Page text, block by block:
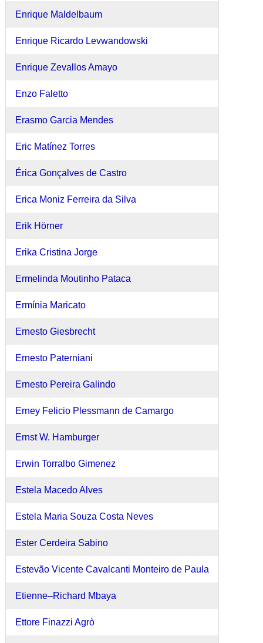
Enrique Maldelbaum
Enrique Ricardo Levwandowski
Enrique Zevallos Amayo
Enzo Faletto
Erasmo Garcia Mendes
Eric Matínez Torres
Érica Gonçalves de Castro
Erica Moniz Ferreira da Silva
Erik Hörner
Erika Cristina Jorge
Ermelinda Moutinho Pataca
Ermínia Maricato
Ernesto Giesbrecht
Ernesto Paterniani
Ernesto Pereira Galindo
Erney Felicio Plessmann de Camargo
Ernst W. Hamburger
Erwin Torralbo Gimenez
Estela Macedo Alves
Estela Maria Souza Costa Neves
Ester Cerdeira Sabino
Estevão Vicente Cavalcanti Monteiro de Paula
Etienne–Richard Mbaya
Ettore Finazzi Agrò